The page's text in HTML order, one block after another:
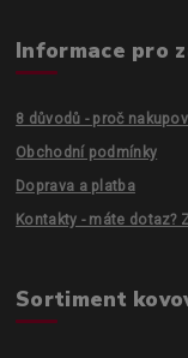
Informace pro
8 důvodů - proč
Obchodní podmínky
Doprava a platba
Kontakty - máte dotaz?
Sortiment